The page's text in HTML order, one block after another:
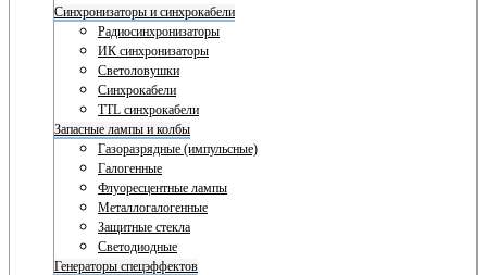
Синхронизаторы и синхрокабели
Радиосинхронизаторы
ИК синхронизаторы
Светоловушки
Синхрокабели
TTL синхрокабели
Запасные лампы и колбы
Газоразрядные (импульсные)
Галогенные
Флуоресцентные лампы
Металлогалогенные
Защитные стекла
Светодиодные
Генераторы спецэффектов